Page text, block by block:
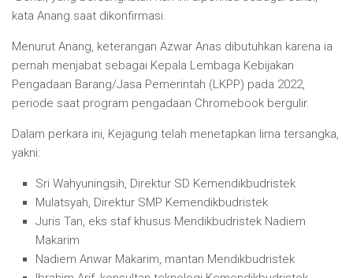
kata Anang saat dikonfirmasi.
Menurut Anang, keterangan Azwar Anas dibutuhkan karena ia
pernah menjabat sebagai Kepala Lembaga Kebijakan
Pengadaan Barang/Jasa Pemerintah (LKPP) pada 2022,
periode saat program pengadaan Chromebook bergulir.
Dalam perkara ini, Kejagung telah menetapkan lima tersangka,
yakni:
Sri Wahyuningsih, Direktur SD Kemendikbudristek
Mulatsyah, Direktur SMP Kemendikbudristek
Juris Tan, eks staf khusus Mendikbudristek Nadiem
Makarim
Nadiem Anwar Makarim, mantan Mendikbudristek